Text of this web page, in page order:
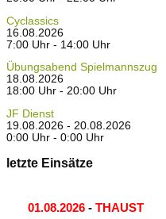
Cyclassics
16.08.2026
7:00 Uhr - 14:00 Uhr
Übungsabend Spielmannszug
18.08.2026
18:00 Uhr - 20:00 Uhr
JF Dienst
19.08.2026 - 20.08.2026
0:00 Uhr - 0:00 Uhr
letzte Einsätze
01.08.2026 - THAUST